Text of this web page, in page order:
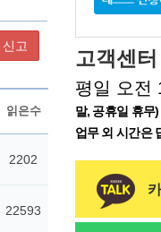
신고
고객센터
평일 오전
말, 공휴일 휴무)
업무 외 시간은